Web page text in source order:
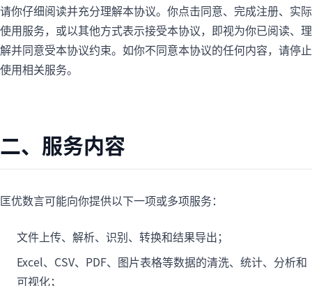
请你仔细阅读并充分理解本协议。你点击同意、完成注册、实际
使用服务，或以其他方式表示接受本协议，即视为你已阅读、理
解并同意受本协议约束。如你不同意本协议的任何内容，请停止
使用相关服务。
二、服务内容
匡优数言可能向你提供以下一项或多项服务：
文件上传、解析、识别、转换和结果导出；
Excel、CSV、PDF、图片表格等数据的清洗、统计、分析和
可视化；